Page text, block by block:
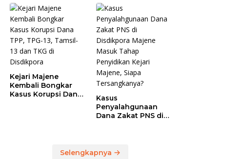
Pemprov Sulbar,
BPK Temukan
Kelebihan
Pembayaran
Rp146,4 Juta
untuk Keperluan
Pribadi
Kejari Majene
Kembali Bongkar
Kasus Korupsi Dana
Kasus
Penyalahgunaan
Dana Zakat PNS di
Majene, Siapa
Selengkapnya